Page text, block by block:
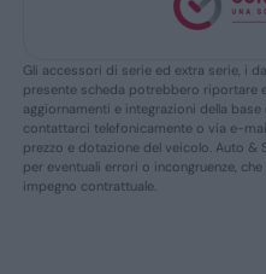
Gli accessori di serie ed extra serie, i
presente scheda potrebbero riportare
aggiornamenti e integrazioni della
contattarci telefonicamente o via e-
prezzo e dotazione del veicolo. Auto &
per eventuali errori o incongruenze,
impegno contrattuale.